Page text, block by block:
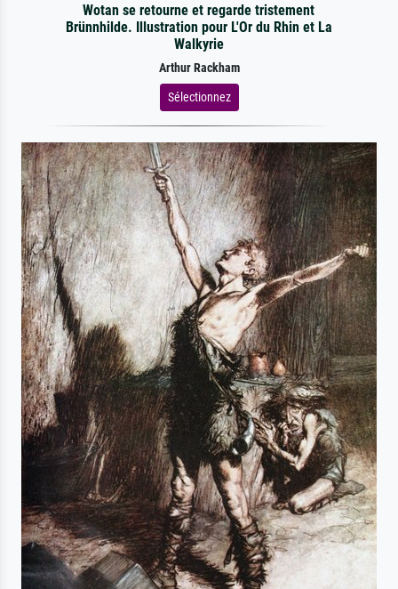
Wotan se retourne et regarde tristement
Brünnhilde. Illustration pour L'Or du Rhin et La
Walkyrie
Arthur Rackham
Sélectionnez